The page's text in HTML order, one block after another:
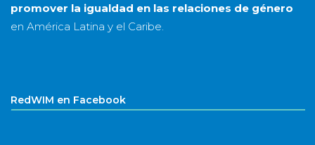
promover la igualdad en las relaciones de género
en América Latina y el Caribe.
RedWIM en Facebook